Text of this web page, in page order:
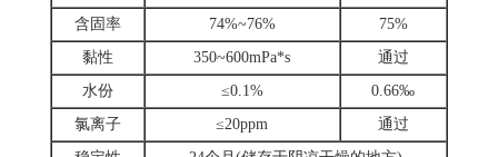
含固率
74%~76%
75%
黏性
350~600mPa*s
通过
水份
≤0.1%
0.66‰
氯离子
≤20ppm
通过